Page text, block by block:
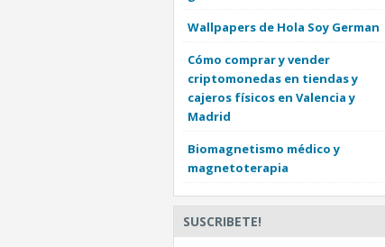
Wallpapers de Hola Soy German
Cómo comprar y vender
criptomonedas en tiendas y
cajeros físicos en Valencia y
Madrid
Biomagnetismo médico y
magnetoterapia
SUSCRIBETE!